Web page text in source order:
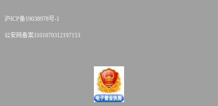
沪ICP备19038978号-1
公安网备案3101070312197153